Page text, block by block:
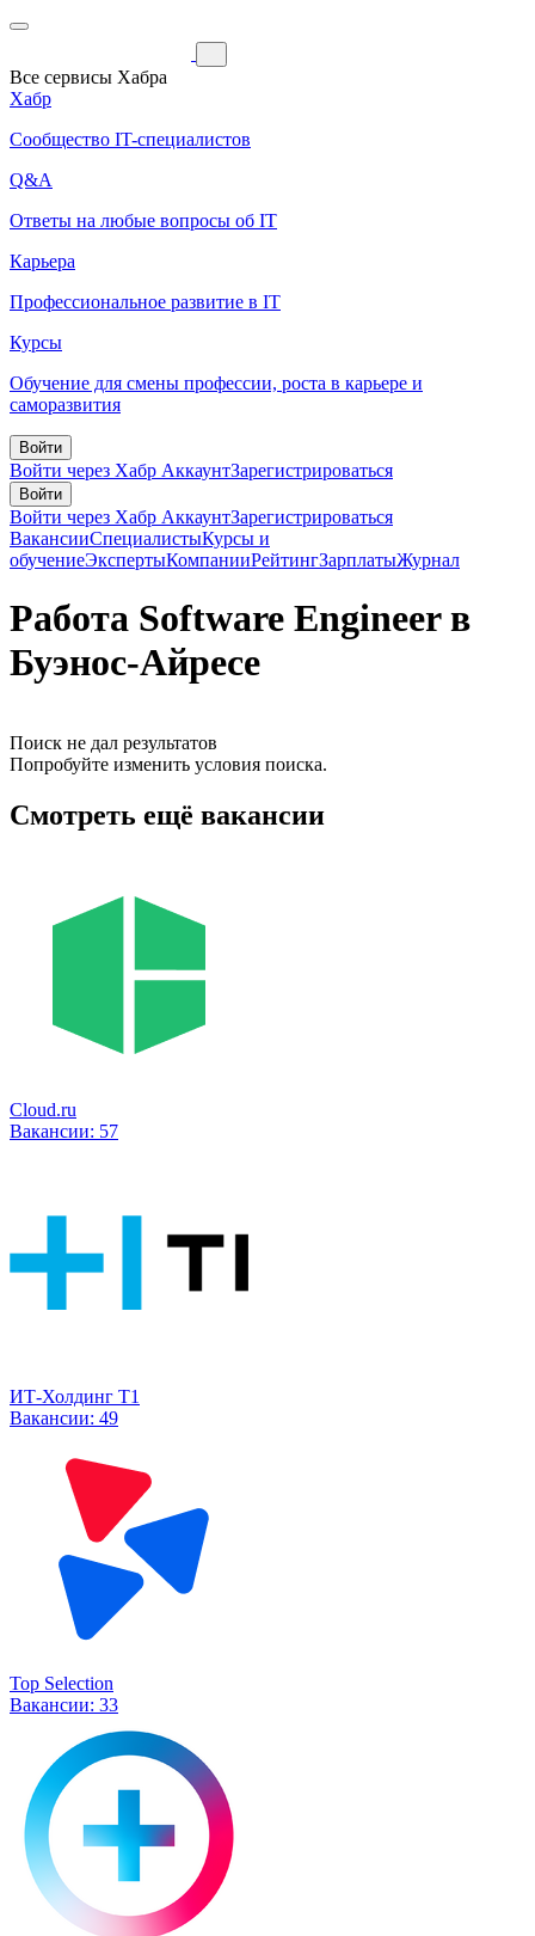
Все сервисы Хабра
Хабр
Сообщество IT-специалистов
Q&A
Ответы на любые вопросы об IT
Карьера
Профессиональное развитие в IT
Курсы
Обучение для смены профессии, роста в карьере и
саморазвития
Войти
Войти через Хабр АккаунтЗарегистрироваться
Войти
Войти через Хабр АккаунтЗарегистрироваться
ВакансииСпециалистыКурсы и
обучениеЭкспертыКомпанииРейтингЗарплатыЖурнал
Работа Software Engineer в
Буэнос-Айресе
Поиск не дал результатов
Попробуйте изменить условия поиска.
Смотреть ещё вакансии
Cloud.ru
Вакансии: 57
ИТ-Холдинг Т1
Вакансии: 49
Top Selection
Вакансии: 33